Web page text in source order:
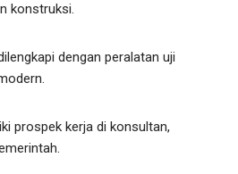
konstruksi.
dengan peralatan uji
prospek kerja di konsultan,